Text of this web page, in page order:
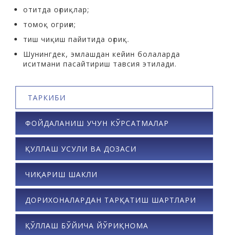
отитда оғриқлар;
томоқ огриғи;
тиш чиқиш пайитида оғриқ.
Шунингдек, эмлашдан кейин болаларда
иситмани пасайтириш тавсия этилади.
ТАРКИБИ
ФОЙДАЛАНИШ УЧУН КЎРСАТМАЛАР
ҚУЛЛАШ УСУЛИ ВА ДОЗАСИ
ЧИҚАРИШ ШАКЛИ
ДОРИХОНАЛАРДАН ТАРҚАТИШ ШАРТЛАРИ
ҚЎЛЛАШ БЎЙИЧА ЙЎРИҚНОМА